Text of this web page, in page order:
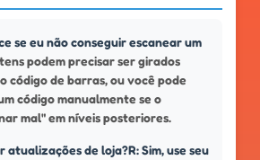
se eu não conseguir escanear um
podem precisar ser girados
código de barras, ou você pode
código manualmente se o
mal" em níveis posteriores.
atualizações de loja?R: Sim, use seu